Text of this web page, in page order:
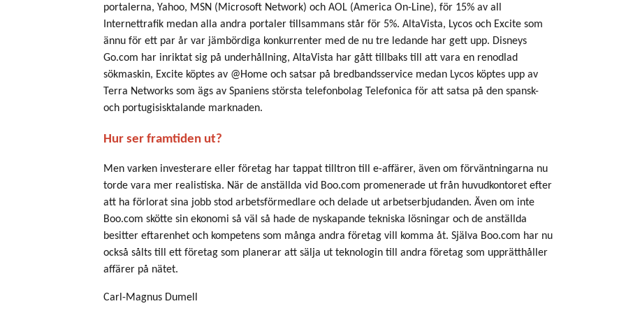
portalerna, Yahoo, MSN (Microsoft Network) och AOL (America On-Line), för 15% av all
Internettrafik medan alla andra portaler tillsammans står för 5%. AltaVista, Lycos och Excite som
ännu för ett par år var jämbördiga konkurrenter med de nu tre ledande har gett upp. Disneys
Go.com har inriktat sig på underhållning, AltaVista har gått tillbaks till att vara en renodlad
sökmaskin, Excite köptes av @Home och satsar på bredbandsservice medan Lycos köptes upp av
Terra Networks som ägs av Spaniens största telefonbolag Telefonica för att satsa på den spansk-
och portugisisktalande marknaden.
Hur ser framtiden ut?
Men varken investerare eller företag har tappat tilltron till e-affärer, även om förväntningarna nu
torde vara mer realistiska. När de anställda vid Boo.com promenerade ut från huvudkontoret efter
att ha förlorat sina jobb stod arbetsförmedlare och delade ut arbetserbjudanden. Även om inte
Boo.com skötte sin ekonomi så väl så hade de nyskapande tekniska lösningar och de anställda
besitter eftarenhet och kompetens som många andra företag vill komma åt. Själva Boo.com har nu
också sålts till ett företag som planerar att sälja ut teknologin till andra företag som upprätthåller
affärer på nätet.
Carl-Magnus Dumell